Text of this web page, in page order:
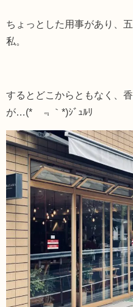
ちょっとした用事があり、
私。
するとどこからともなく、
が…(*´ ﹃｀ *)ｼﾞｭﾙﾘ